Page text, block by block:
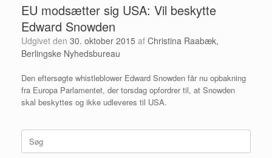
EU modsætter sig USA: Vil beskytte
Edward Snowden
Udgivet den 30. oktober 2015 af Christina Raabæk,
Berlingske Nyhedsbureau
Den eftersøgte whistleblower Edward Snowden får nu opbakning
fra Europa Parlamentet, der torsdag opfordrer til, at Snowden
skal beskyttes og ikke udleveres til USA.
Søg
efter: